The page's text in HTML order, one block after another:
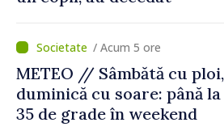
/ Acum 5 ore
METEO // Sâmbătă cu ploi,
duminică cu soare: până la
35 de grade în weekend